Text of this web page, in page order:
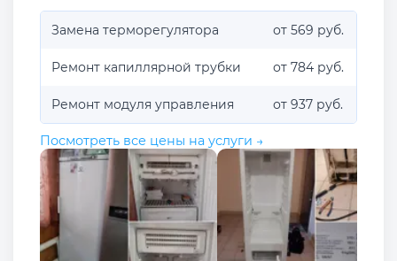
Замена терморегулятора от 569 руб.
Ремонт капиллярной трубки от 784 руб.
Ремонт модуля управления от 937 руб.
Посмотреть все цены на услуги →